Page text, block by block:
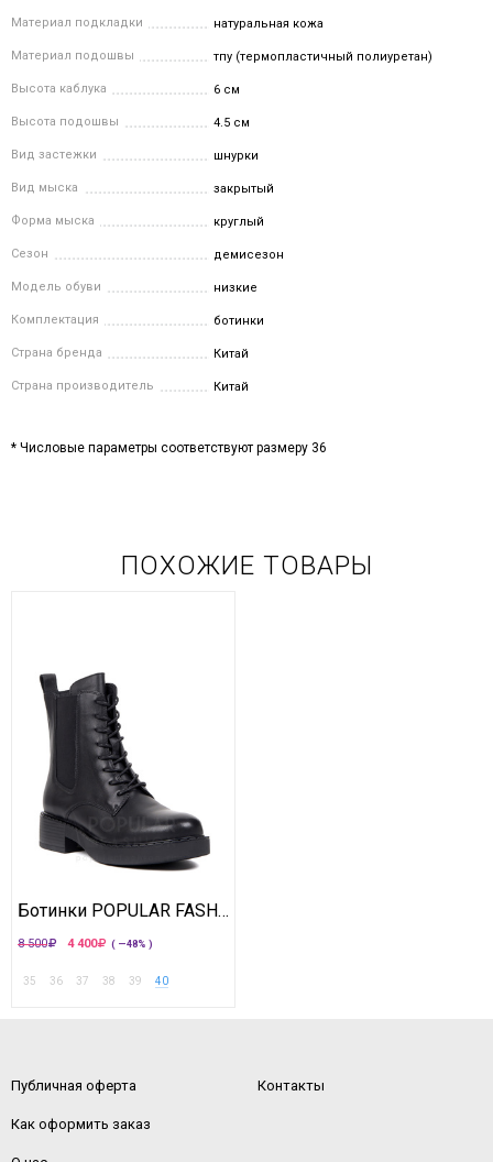
Материал подкладки натуральная кожа
Материал подошвы тпу (термопластичный полиуретан)
Высота каблука 6 см
Высота подошвы 4.5 см
Вид застежки шнурки
Вид мыска закрытый
Форма мыска круглый
Сезон демисезон
Модель обуви низкие
Комплектация ботинки
Страна бренда Китай
Страна производитель Китай
* Числовые параметры соответствуют размеру 36
ПОХОЖИЕ ТОВАРЫ
Ботинки POPULAR FASHION
8 500 4 400 ( —48% )
35 36 37 38 39 40
Публичная оферта
Как оформить заказ
Контакты